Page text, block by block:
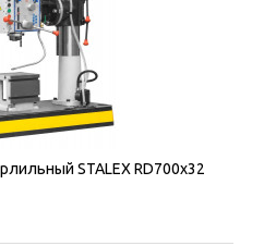
STALEX RD700x32